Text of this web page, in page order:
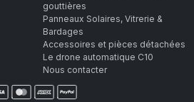
gouttières
Panneaux Solaires, Vitrerie &
Bardages
Accessoires et pièces détachées
Le drone automatique C10
Nous contacter